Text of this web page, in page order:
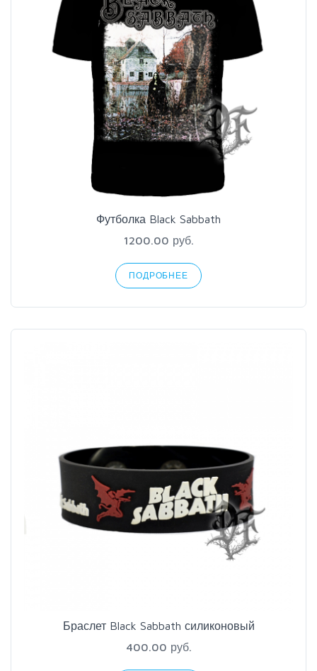
Футболка Black Sabbath
1200.00 руб.
ПОДРОБНЕЕ
Браслет Black Sabbath силиконовый
400.00 руб.